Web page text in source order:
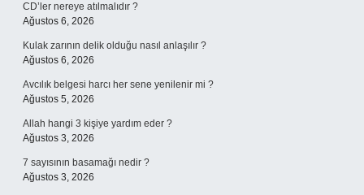
CD’ler nereye atılmalıdır ?
Ağustos 6, 2026
Kulak zarının delik olduğu nasıl anlaşılır ?
Ağustos 6, 2026
Avcılık belgesi harcı her sene yenilenir mi ?
Ağustos 5, 2026
Allah hangi 3 kişiye yardım eder ?
Ağustos 3, 2026
7 sayısının basamağı nedir ?
Ağustos 3, 2026